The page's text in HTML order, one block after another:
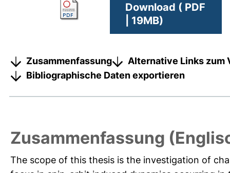
Download ( PDF
| 19MB)
Zusammenfassung
Alternative Links zum
Bibliographische Daten exportieren
Zusammenfassung
The scope of this thesis is the investigation of